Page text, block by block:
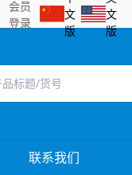
会员
登录
文
版
文
版
联系我们